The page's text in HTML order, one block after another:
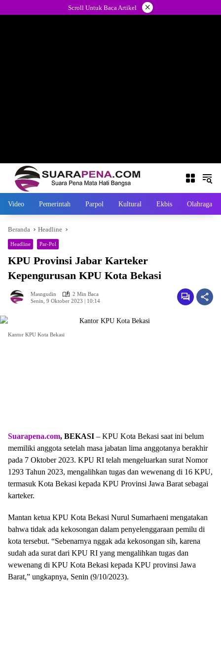
ke
Scroll Untuk Baca Artikel ×
Video Pemerintah Parpol Kultural Ekbis Olahraga
Beranda Headline
Headline Par-Pol
KPU Provinsi Jabar Karteker
Kepengurusan KPU Kota Bekasi
Masngudin
2 Min Baca
Senin, 9 Oktober 2023 | 10:14
Kantor KPU Kota Bekasi
Suarapena.com, BEKASI – KPU Kota Bekasi saat ini belum
memiliki anggota setelah masa jabatan lima anggotanya berakhir
pada 7 Oktober 2023. KPU RI telah mengeluarkan surat Nomor
1293 Tahun 2023, mengalihkan tugas dan wewenang di 16 KPU,
termasuk Kota Bekasi kepada KPU Provinsi Jawa Barat sebagai
karteker.
Mantan ketua KPU Kota Bekasi Nurul Sumarhaeni mengatakan
bahwa tidak ada kekosongan dalam penyelenggaraan pemilu di
kota tersebut. “Sebenarnya nggak ada kekosongan sih, karena
sudah ada surat dari KPU RI yang mengalihkan tugas dan
wewenang di KPU Kota Bekasi kepada KPU provinsi Jawa
Barat,” ungkapnya, Senin (9/10/2023).